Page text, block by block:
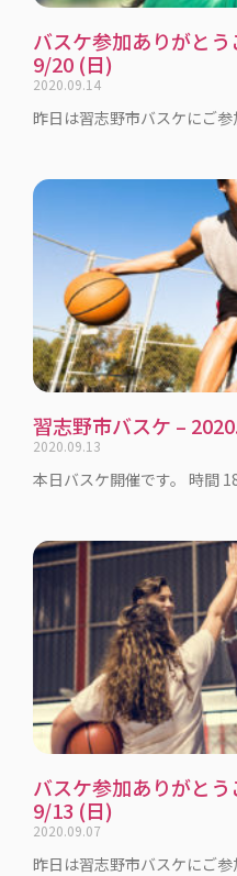
バスケ参加ありがと
9/20 (日)
2020.09.14
昨日は習志野市バスケにご
習志野市バスケ –
2020.09.13
本日バスケ開催です。 時間
バスケ参加ありがと
9/13 (日)
2020.09.07
昨日は習志野市バスケにご